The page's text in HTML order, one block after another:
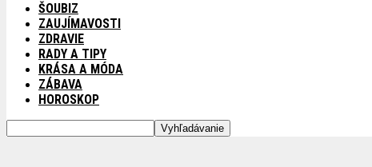
ŠOUBIZ
ZAUJÍMAVOSTI
ZDRAVIE
RADY A TIPY
KRÁSA A MÓDA
ZÁBAVA
HOROSKOP